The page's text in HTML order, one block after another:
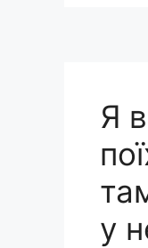
Я
у